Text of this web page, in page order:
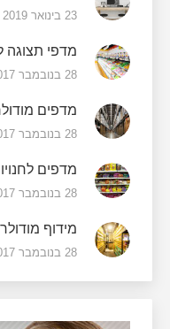
23 בינואר 2019
מדפי תצוגה
28 בנובמבר 2017
מדפים
28 בנובמבר 2017
מדפים
28 בנובמבר 2017
מידוף
28 בנובמבר 2017